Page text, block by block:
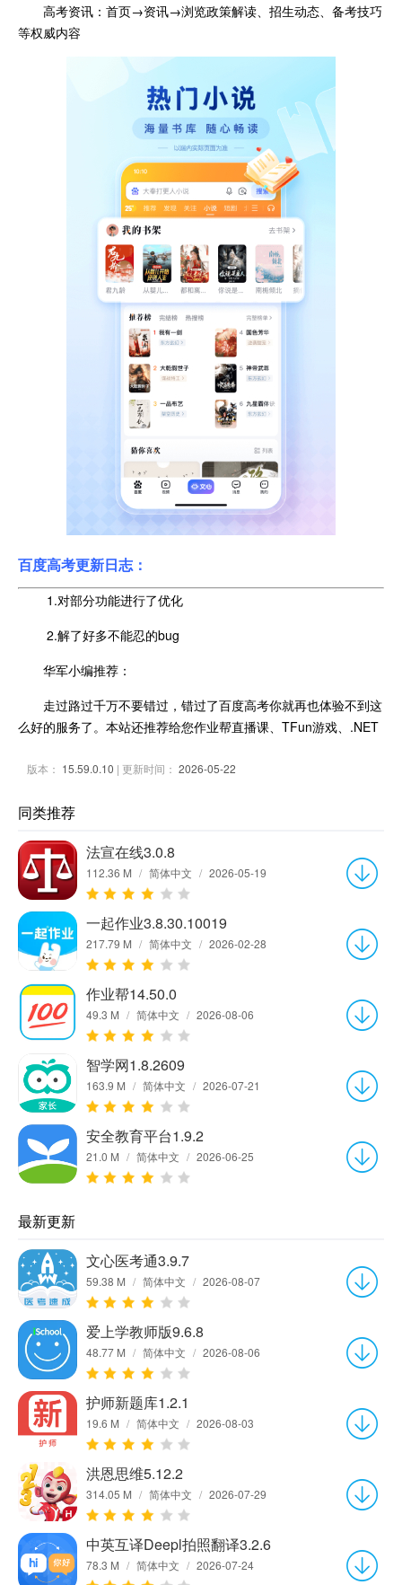
高考资讯：首页→资讯→浏览政策解读、招生动态、备考技巧
等权威内容
百度高考更新日志：
1.对部分功能进行了优化
2.解了好多不能忍的bug
华军小编推荐：
走过路过千万不要错过，错过了百度高考你就再也体验不到这
么好的服务了。本站还推荐给您作业帮直播课、TFun游戏、.NET
版本： 15.59.0.10 | 更新时间： 2026-05-22
同类推荐
法宣在线3.0.8
112.36 M / 简体中文 / 2026-05-19
一起作业3.8.30.10019
217.79 M / 简体中文 / 2026-02-28
作业帮14.50.0
49.3 M / 简体中文 / 2026-08-06
智学网1.8.2609
163.9 M / 简体中文 / 2026-07-21
安全教育平台1.9.2
21.0 M / 简体中文 / 2026-06-25
最新更新
文心医考通3.9.7
59.38 M / 简体中文 / 2026-08-07
爱上学教师版9.6.8
48.77 M / 简体中文 / 2026-08-06
护师新题库1.2.1
19.6 M / 简体中文 / 2026-08-03
洪恩思维5.12.2
314.05 M / 简体中文 / 2026-07-29
中英互译Deepl拍照翻译3.2.6
78.3 M / 简体中文 / 2026-07-24